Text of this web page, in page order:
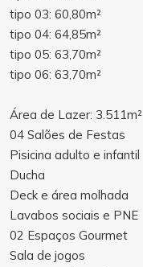
tipo 03: 60,80m²
tipo 04: 64,85m²
tipo 05: 63,70m²
tipo 06: 63,70m²
Área de Lazer: 3.511m²
04 Salões de Festas
Pisicina adulto e infantil
Ducha
Deck e área molhada
Lavabos sociais e PNE
02 Espaços Gourmet
Sala de jogos